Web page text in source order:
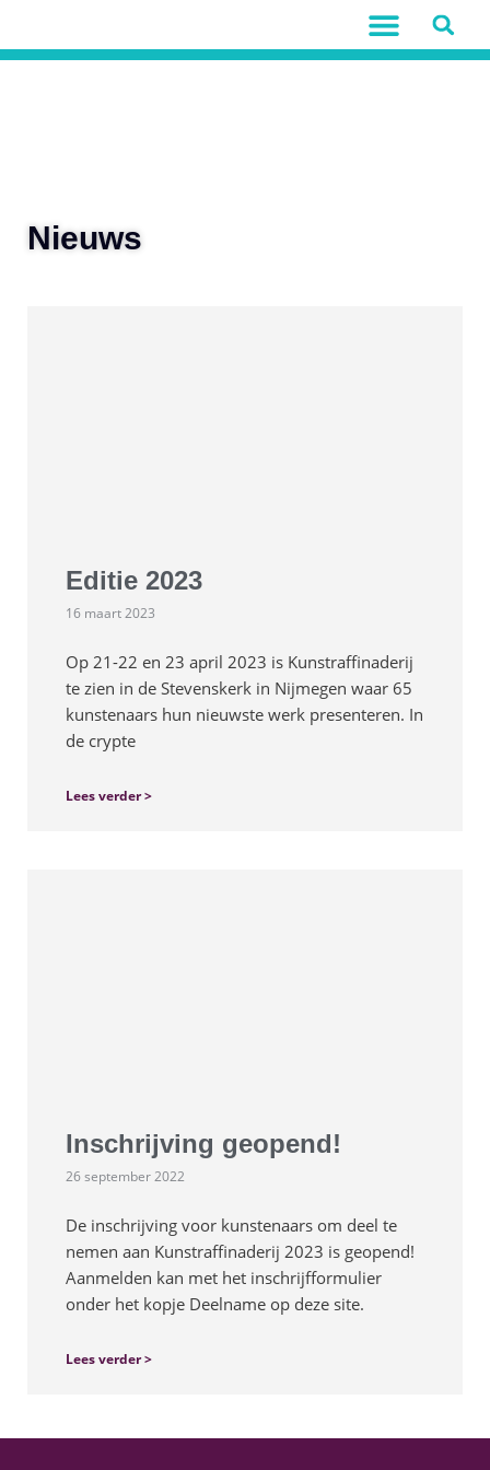
Nieuws
Editie 2023
16 maart 2023
Op 21-22 en 23 april 2023 is Kunstraffinaderij
te zien in de Stevenskerk in Nijmegen waar 65
kunstenaars hun nieuwste werk presenteren. In
de crypte
Lees verder >
Inschrijving geopend!
26 september 2022
De inschrijving voor kunstenaars om deel te
nemen aan Kunstraffinaderij 2023 is geopend!
Aanmelden kan met het inschrijfformulier
onder het kopje Deelname op deze site.
Lees verder >